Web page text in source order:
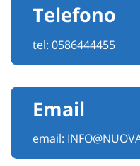
Telefono
tel: 0586444455
Email
email: